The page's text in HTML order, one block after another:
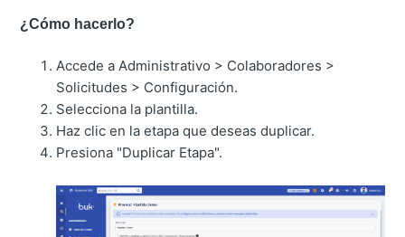
¿Cómo hacerlo?
Accede a Administrativo > Colaboradores >
Solicitudes > Configuración.
Selecciona la plantilla.
Haz clic en la etapa que deseas duplicar.
Presiona "Duplicar Etapa".